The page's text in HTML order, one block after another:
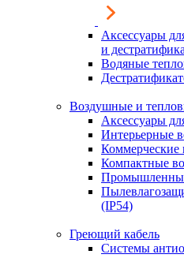
Аксессуары
и
Водяные
Воздушные и
Аксессуары
Интерьерные
Коммерческие
Компактные
(IP54)
Греющий кабель
Системы